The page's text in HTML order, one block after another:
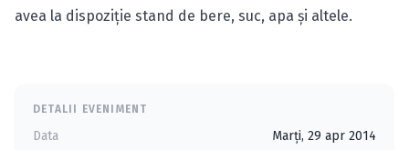
avea la dispoziţie stand de bere, suc, apa şi altele.
DETALII EVENIMENT
Data Marți, 29 apr 2014